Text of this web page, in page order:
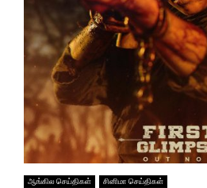
ஆங்கில செய்திகள் சினிமா செய்திகள்